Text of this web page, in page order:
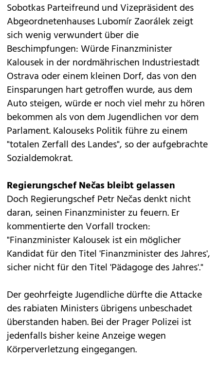
Sobotkas Parteifreund und Vizepräsident des
Abgeordnetenhauses Lubomír Zaorálek zeigt
sich wenig verwundert über die
Beschimpfungen: Würde Finanzminister
Kalousek in der nordmährischen Industriestadt
Ostrava oder einem kleinen Dorf, das von den
Einsparungen hart getroffen wurde, aus dem
Auto steigen, würde er noch viel mehr zu hören
bekommen als von dem Jugendlichen vor dem
Parlament. Kalouseks Politik führe zu einem
"totalen Zerfall des Landes", so der aufgebrachte
Sozialdemokrat.
Regierungschef Nečas bleibt gelassen
Doch Regierungschef Petr Nečas denkt nicht
daran, seinen Finanzminister zu feuern. Er
kommentierte den Vorfall trocken:
"Finanzminister Kalousek ist ein möglicher
Kandidat für den Titel 'Finanzminister des Jahres',
sicher nicht für den Titel 'Pädagoge des Jahres'."
Der geohrfeigte Jugendliche dürfte die Attacke
des rabiaten Ministers übrigens unbeschadet
überstanden haben. Bei der Prager Polizei ist
jedenfalls bisher keine Anzeige wegen
Körperverletzung eingegangen.